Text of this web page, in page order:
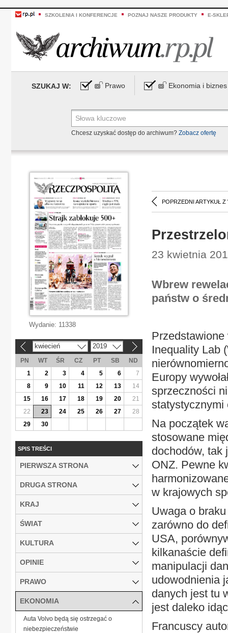
SZKOLENIA I KONFERENCJE POZNAJ NASZE PRODUKTY E-
SZUKAJ W: Prawo Ekonomia i biznes
Chcesz uzyskać dostęp do archiwum? Zobacz ofertę
POPRZEDNI ARTYKUŁ Z
23 kwietnia
Wbrew
państw o
Inequality Lab
Europy
sprzeczności
statystycznymi
Na początek
stosowane
dochodów, tak
ONZ. Pewne
w krajowych
Uwaga o
zarówno do
USA,
kilkanaście
manipulacji
udowodnienia
danych jest tu
jest daleko
Francuscy
Wydanie: 11338
kwiecień 2019
PN WT ŚR CZ PT SB
ND
1
2 3 4 5 6
7
8
9 10 11 12 13
14
15
16 17 18 19 20
21
22
23 24 25 26 27
28
29
30
SPIS TREŚCI
PIERWSZA STRONA
DRUGA STRONA
KRAJ
ŚWIAT
KULTURA
OPINIE
PRAWO
EKONOMIA
Auta Volvo będą się ostrzegać o
niebezpieczeństwie